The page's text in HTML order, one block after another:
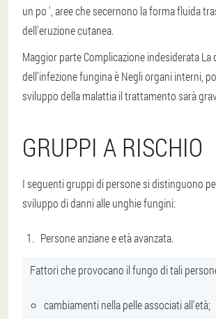
un po ', aree che secernono la forma fluida
dell'eruzione cutanea.
Maggior parteComplicazione indesiderataLa
dell'infezione fungina èNegli organi interni ,
sviluppo della malattia il trattamento sarà
GRUPPI A RISCHIO
I seguenti gruppi di persone si distinguono
sviluppo di danni alle unghie fungini:
Persone anzianee età avanzata.
Fattori che provocano il fungo di tali
cambiamenti nella pelle associati all'età;